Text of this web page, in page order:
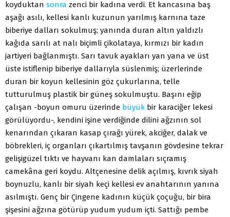
koyduktan sonra zenci bir kadına verdi. Et kancasına baş
aşağı asılı, kellesi kanlı kuzunun yarılmış karnına taze
biberiye dalları sokulmuş; yanında duran altın yaldızlı
kağıda sarılı at nalı biçimli çikolataya, kırmızı bir kadın
jartiyeri bağlanmıştı. Sarı tavuk ayakları yan yana ve üst
üste istiflenip biberiye dallarıyla süslenmiş; üzerlerinde
duran bir koyun kellesinin göz çukurlarına, telle
tutturulmuş plastik bir güneş sokulmuştu. Başını eğip
çalışan -boyun omuru üzerinde büyük bir karaciğer lekesi
görülüyordu-, kendini işine verdiğinde dilini ağzının sol
kenarından çıkaran kasap çırağı yürek, akciğer, dalak ve
böbrekleri, iç organları çıkartılmış tavşanın gövdesine tekrar
gelişigüzel tıktı ve hayvanı kan damlaları sıçramış
camekâna geri koydu. Altçenesine delik açılmış, kıvrık siyah
boynuzlu, kanlı bir siyah keçi kellesi ev anahtarının yanına
asılmıştı. Genç bir Çingene kadının küçük çoçuğu, bir bira
şişesini ağzına götürüp yudum yudum içti. Sattığı pembe